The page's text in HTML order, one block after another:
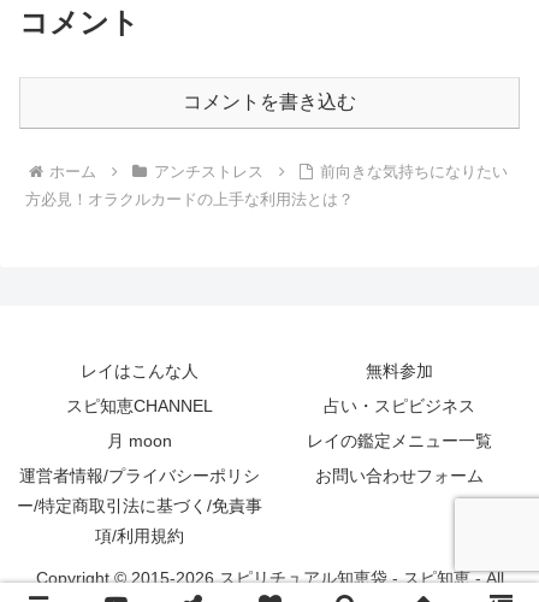
コメント
コメントを書き込む
ホーム アンチストレス
前向きな気持ちになりたい
方必見！オラクルカードの上手な利用法とは？
レイはこんな人
無料参加
スピ知恵CHANNEL
占い・スピビジネス
月 moon
レイの鑑定メニュー一覧
運営者情報/プライバシーポリシ
ー/特定商取引法に基づく/免責事
項/利用規約
お問い合わせフォーム
Copyright © 2015-2026 スピリチュアル知恵袋 - スピ知恵 - All